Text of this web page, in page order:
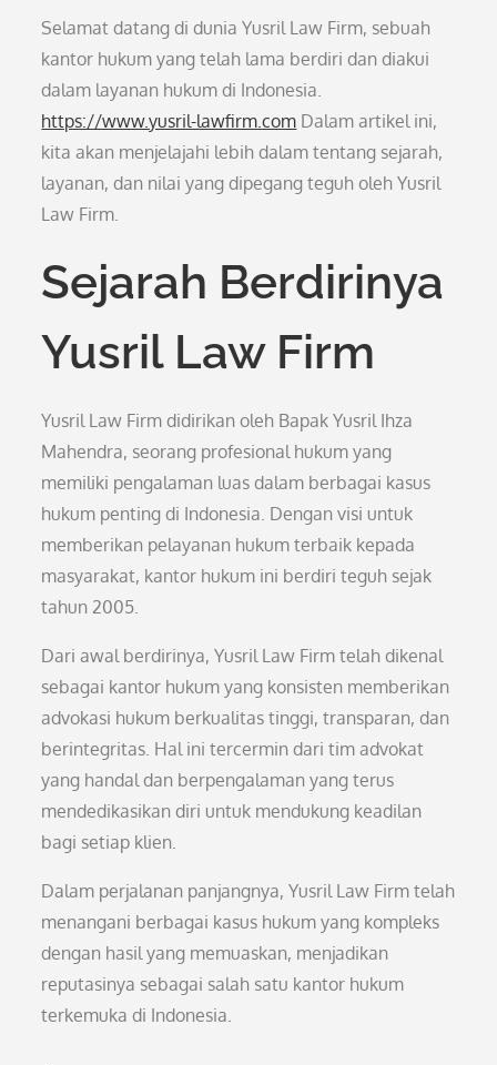
Selamat datang di dunia Yusril Law Firm, sebuah
kantor hukum yang telah lama berdiri dan diakui
dalam layanan hukum di Indonesia.
https://www.yusril-lawfirm.com Dalam artikel ini,
kita akan menjelajahi lebih dalam tentang sejarah,
layanan, dan nilai yang dipegang teguh oleh Yusril
Law Firm.
Sejarah Berdirinya
Yusril Law Firm
Yusril Law Firm didirikan oleh Bapak Yusril Ihza
Mahendra, seorang profesional hukum yang
memiliki pengalaman luas dalam berbagai kasus
hukum penting di Indonesia. Dengan visi untuk
memberikan pelayanan hukum terbaik kepada
masyarakat, kantor hukum ini berdiri teguh sejak
tahun 2005.
Dari awal berdirinya, Yusril Law Firm telah dikenal
sebagai kantor hukum yang konsisten memberikan
advokasi hukum berkualitas tinggi, transparan, dan
berintegritas. Hal ini tercermin dari tim advokat
yang handal dan berpengalaman yang terus
mendedikasikan diri untuk mendukung keadilan
bagi setiap klien.
Dalam perjalanan panjangnya, Yusril Law Firm telah
menangani berbagai kasus hukum yang kompleks
dengan hasil yang memuaskan, menjadikan
reputasinya sebagai salah satu kantor hukum
terkemuka di Indonesia.